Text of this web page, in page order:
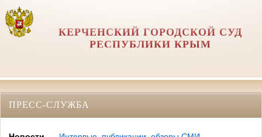
КЕРЧЕНСКИЙ ГОРОДСКОЙ СУД
РЕСПУБЛИКИ КРЫМ
ПРЕСС-СЛУЖБА